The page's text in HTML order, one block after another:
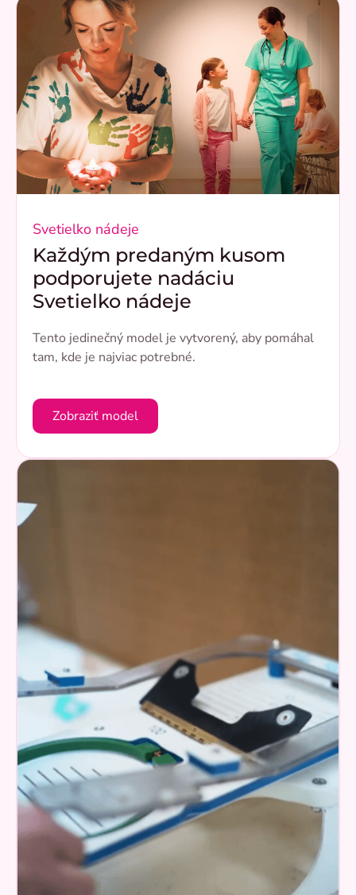
Svetielko nádeje
Každým predaným kusom
podporujete nadáciu
Svetielko nádeje
Tento jedinečný model je vytvorený, aby pomáhal
tam, kde je najviac potrebné.
Zobraziť model